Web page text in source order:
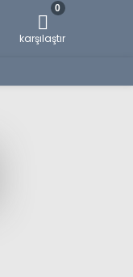
0
karşılaştır